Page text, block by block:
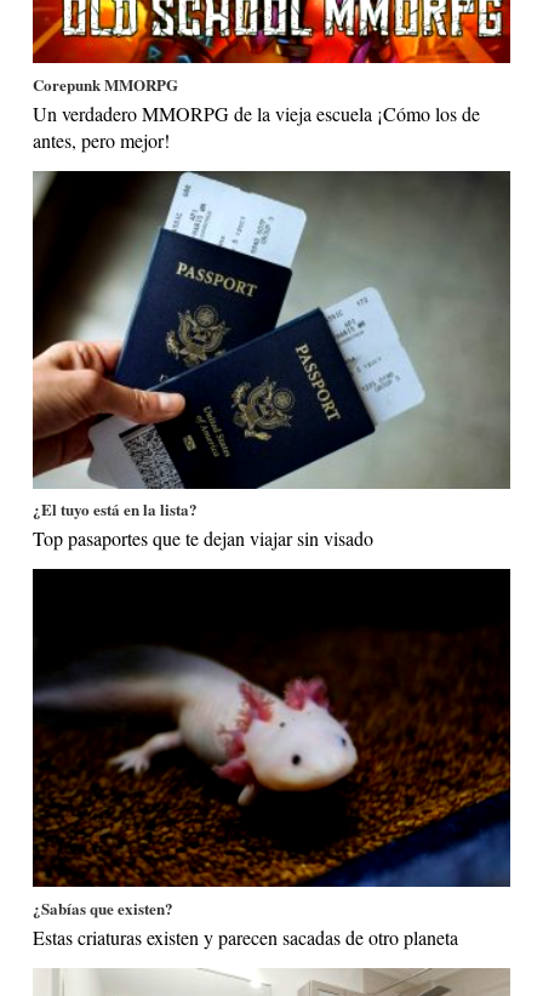
Corepunk MMORPG
Un verdadero MMORPG de la vieja escuela ¡Cómo los de
antes, pero mejor!
¿El tuyo está en la lista?
Top pasaportes que te dejan viajar sin visado
¿Sabías que existen?
Estas criaturas existen y parecen sacadas de otro planeta